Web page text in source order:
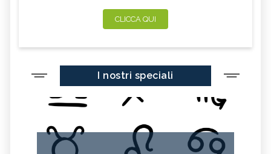
CLICCA QUI
I nostri speciali